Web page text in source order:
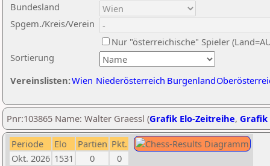
Sortierung
Bundesland
Spgem./Kreis/Verein
Nur "österreichische" Spieler
Vereinslisten:Wien Niederösterreich Burgenland
Pnr:103865 Name: Walter Graessl (Grafik Elo-Zeitreihe, Grafik
Periode Elo Partien Pkt.
Okt. 2026 1531 0
0